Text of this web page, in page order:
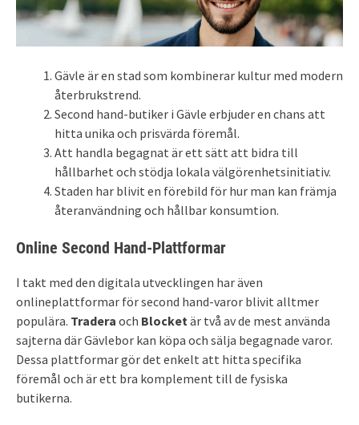
Gävle är en stad som kombinerar kultur med modern
återbrukstrend.
Second hand-butiker i Gävle erbjuder en chans att
hitta unika och prisvärda föremål.
Att handla begagnat är ett sätt att bidra till
hållbarhet och stödja lokala välgörenhetsinitiativ.
Staden har blivit en förebild för hur man kan främja
återanvändning och hållbar konsumtion.
Online Second Hand-Plattformar
I takt med den digitala utvecklingen har även
onlineplattformar för second hand-varor blivit alltmer
populära. Tradera och Blocket är två av de mest använda
sajterna där Gävlebor kan köpa och sälja begagnade varor.
Dessa plattformar gör det enkelt att hitta specifika
föremål och är ett bra komplement till de fysiska
butikerna.